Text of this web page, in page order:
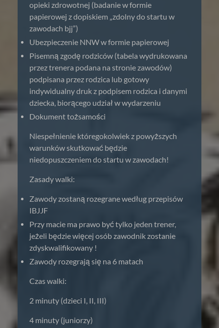
opieki zdrowotnej (badanie w formie
papierowej z dopiskiem „zdolny do startu w
zawodach bjj”)
Ubezpieczenie NNW w formie papierowej
Pisemną zgodę rodziców (tabela wydrukowana
przez trenera podana na stronie zawodów)
podpisana przez rodzica lub gotowy
indywidualny druk z podpisem rodzica i danymi
dziecka, biorącego udział w wydarzeniu
Dokument tożsamości
Niespełnienie któregokolwiek z powyższych
warunków skutkować będzie
niedopuszczeniem do startu w zawodach!
Zasady walki:
Zawody zostaną rozegrane według przepisów
IBJJF
Przy macie ma prawo być tylko jeden trener,
jeżeli będzie więcej osób zawodnik zostanie
zdyskwalifikowany !
Zawody rozegrają się na 6 matach
Czas walki:
2 minuty (dzieci I, II, III)
4 minuty (juniorzy)